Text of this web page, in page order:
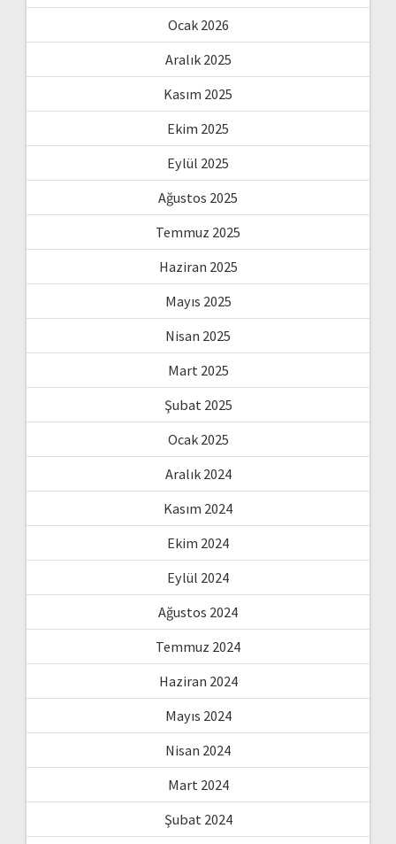
Ocak 2026
Aralık 2025
Kasım 2025
Ekim 2025
Eylül 2025
Ağustos 2025
Temmuz 2025
Haziran 2025
Mayıs 2025
Nisan 2025
Mart 2025
Şubat 2025
Ocak 2025
Aralık 2024
Kasım 2024
Ekim 2024
Eylül 2024
Ağustos 2024
Temmuz 2024
Haziran 2024
Mayıs 2024
Nisan 2024
Mart 2024
Şubat 2024